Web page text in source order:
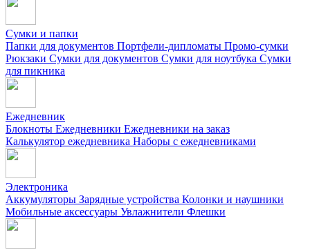
Сумки и папки
Папки для документов Портфели-дипломаты Промо-сумки
Рюкзаки Сумки для документов Сумки для ноутбука Сумки
для пикника
Ежедневник
Блокноты Ежедневники Ежедневники на заказ
Калькулятор ежедневника Наборы с ежедневниками
Электроника
Аккумуляторы Зарядные устройства Колонки и наушники
Мобильные аксессуары Увлажнители Флешки